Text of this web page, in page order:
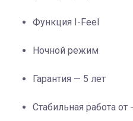
Функция I-Feel
Ночной режим
Гарантия — 5 лет
Стабильная работа от